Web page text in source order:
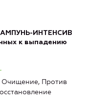
ИНТЕНСИВ
к выпадению
Очищение, Против